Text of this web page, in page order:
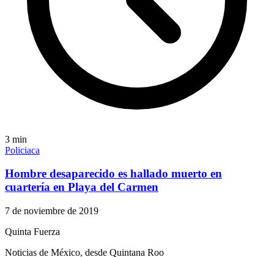
3 min
Policiaca
Hombre desaparecido es hallado muerto en
cuartería en Playa del Carmen
7 de noviembre de 2019
Quinta Fuerza
Noticias de México, desde Quintana Roo